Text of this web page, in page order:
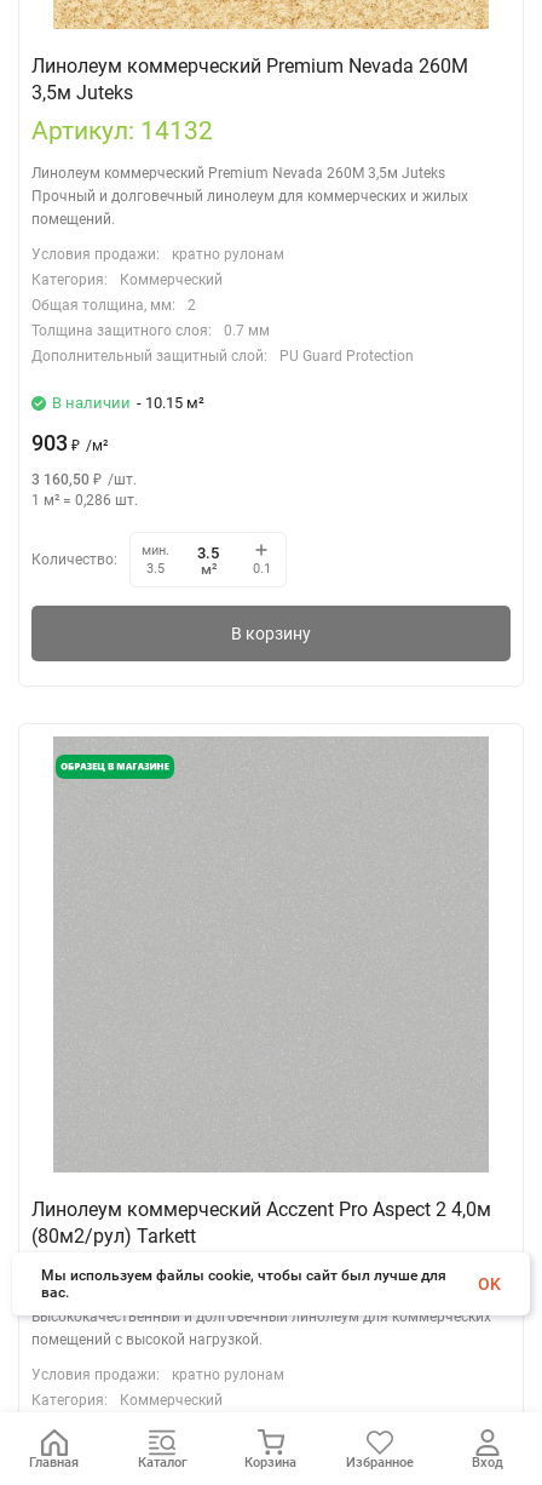
Линолеум коммерческий Premium Nevada 260M
3,5м Juteks
Артикул: 14132
Линолеум коммерческий Premium Nevada 260M 3,5м Juteks
Прочный и долговечный линолеум для коммерческих и жилых
помещений.
Условия продажи:
кратно рулонам
Категория:
Коммерческий
Общая толщина, мм:
2
Толщина защитного слоя:
0.7 мм
Дополнительный защитный слой:
PU Guard Protection
В наличии - 10.15 м²
903 ₽ /м²
3 160,50 ₽ /шт.
1 м² = 0,286 шт.
Количество:
мин.
3.5
м² 0.1
В корзину
Линолеум коммерческий Acczent Pro Aspect 2 4,0м
(80м2/рул) Tarkett
Артикул: 14096
Высококачественный и долговечный линолеум для коммерческих
помещений с высокой нагрузкой.
Условия продажи:
кратно рулонам
Категория:
Коммерческий
Стойкость к мытью:
Влажная уборка
Общая толщина, мм:
Главная Каталог Корзина Избранное Вход
Мы используем файлы cookie, чтобы сайт был лучше для
вас.
OK